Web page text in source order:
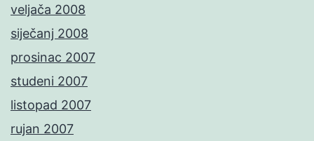
veljača 2008
siječanj 2008
prosinac 2007
studeni 2007
listopad 2007
rujan 2007